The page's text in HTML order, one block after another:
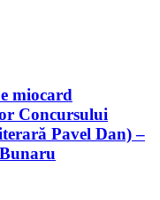
miocard
Concursului
Pavel Dan) –